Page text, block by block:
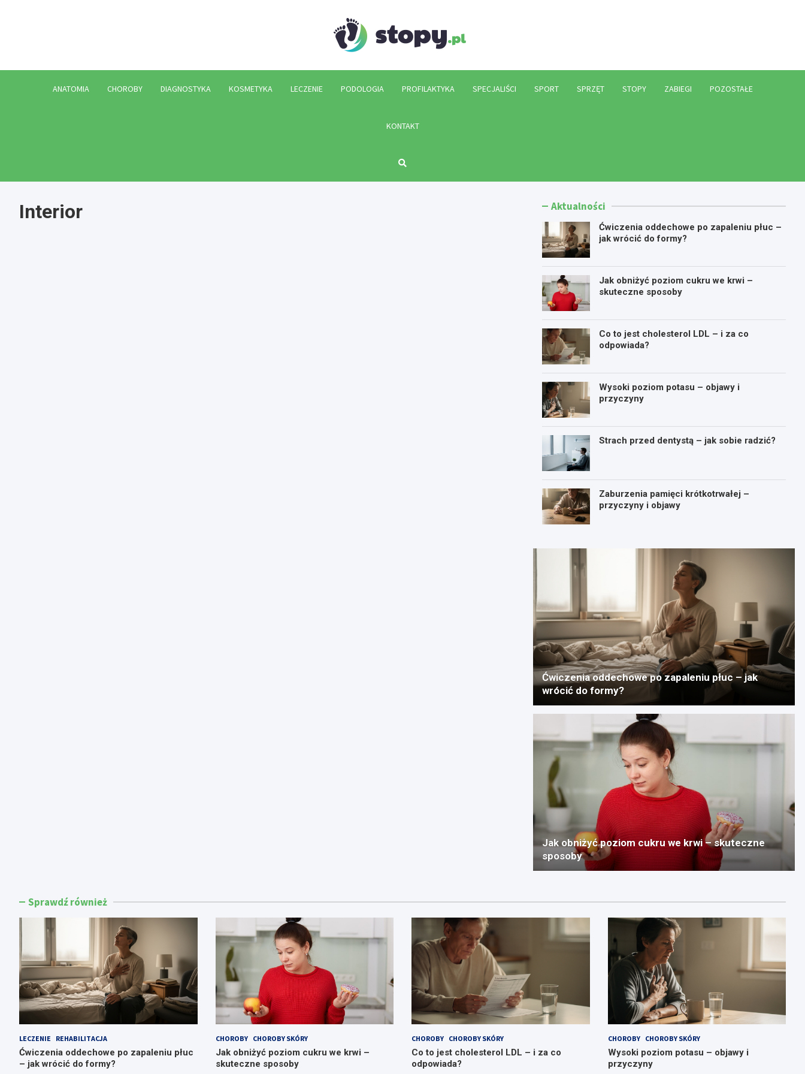
ANATOMIA CHOROBY DIAGNOSTYKA KOSMETYKA LECZENIE PODOLOGIA PROFILAKTYKA SPECJALIŚCI SPORT SPRZĘT STOPY ZABIEGI POZOSTAŁE
KONTAKT
Interior Aktualności
Ćwiczenia oddechowe po zapaleniu płuc –
jak wrócić do formy?
Jak obniżyć poziom cukru we krwi –
skuteczne sposoby
Co to jest cholesterol LDL – i za co
odpowiada?
Wysoki poziom potasu – objawy i
przyczyny
Strach przed dentystą – jak sobie radzić?
Zaburzenia pamięci krótkotrwałej –
przyczyny i objawy
Ćwiczenia oddechowe po zapaleniu płuc – jak
wrócić do formy?
Jak obniżyć poziom cukru we krwi – skuteczne
sposoby
Sprawdź również
LECZENIE REHABILITACJA
Ćwiczenia oddechowe po zapaleniu płuc
– jak wrócić do formy?
CHOROBY CHOROBY SKÓRY
Jak obniżyć poziom cukru we krwi –
skuteczne sposoby
CHOROBY CHOROBY SKÓRY
Co to jest cholesterol LDL – i za co
odpowiada?
CHOROBY CHOROBY SKÓRY
Wysoki poziom potasu – objawy i
przyczyny